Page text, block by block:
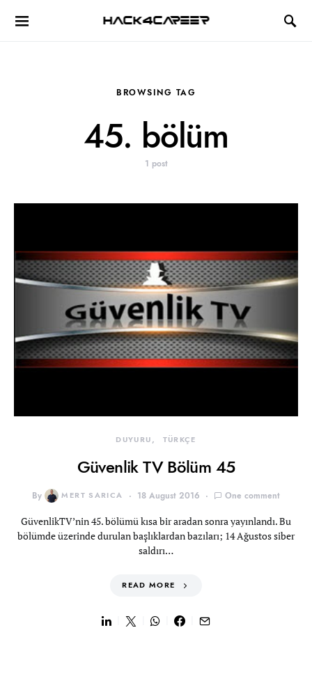
Hack4Career
BROWSING TAG
45. bölüm
1 post
DUYURU TÜRKÇE
Güvenlik TV Bölüm 45
By MERT SARICA 18 August 2016 One comment
GüvenlikTV’nin 45. bölümü kısa bir aradan sonra yayınlandı. Bu
bölümde üzerinde durulan başlıklardan bazıları; 14 Ağustos siber
saldırı…
READ MORE